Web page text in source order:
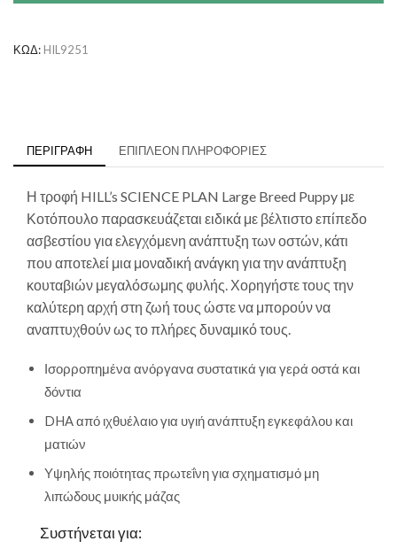
Breed
ΚΩΔ: HIL9251
ΠΕΡΙΓΡΑΦΉ ΕΠΙΠΛΈΟΝ ΠΛΗΡΟΦΟΡΊΕΣ
Η τροφή HILL’s SCIENCE PLAN Large Breed Puppy με
Κοτόπουλο παρασκευάζεται ειδικά με βέλτιστο επίπεδο
ασβεστίου για ελεγχόμενη ανάπτυξη των οστών, κάτι
που αποτελεί μια μοναδική ανάγκη για την ανάπτυξη
κουταβιών μεγαλόσωμης φυλής. Χορηγήστε τους την
καλύτερη αρχή στη ζωή τους ώστε να μπορούν να
αναπτυχθούν ως το πλήρες δυναμικό τους.
Ισορροπημένα ανόργανα συστατικά για γερά οστά και
δόντια
DHA από ιχθυέλαιο για υγιή ανάπτυξη εγκεφάλου και
ματιών
Υψηλής ποιότητας πρωτεΐνη για σχηματισμό μη
λιπώδους μυικής μάζας
Συστήνεται για: